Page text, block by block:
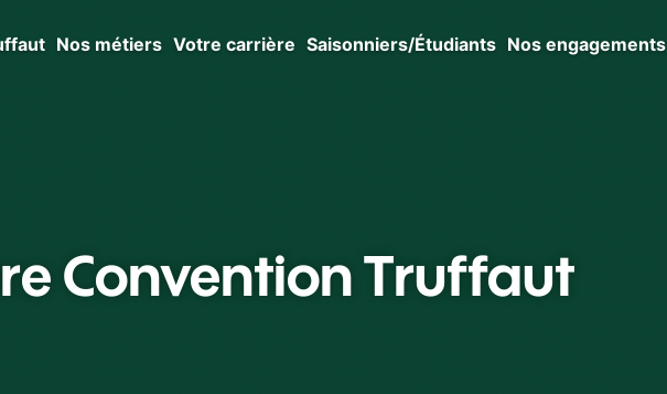
Nos métiers Votre carrière Saisonniers/Étudiants Nos engagements
Convention Truffaut